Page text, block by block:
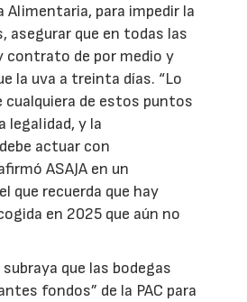
Alimentaria, para impedir la
asegurar que en todas las
contrato de por medio y
la uva a treinta días. “Lo
cualquiera de estos puntos
legalidad, y la
actuar con
ASAJA en un
que recuerda que hay
en 2025 que aún no
que las bodegas
fondos” de la PAC para